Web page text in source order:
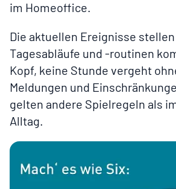
im Homeoffice.
Die aktuellen Ereignisse
Tagesabläufe und -routinen
Kopf, keine Stunde vergeht
Meldungen und
gelten andere Spielregeln als
Alltag.